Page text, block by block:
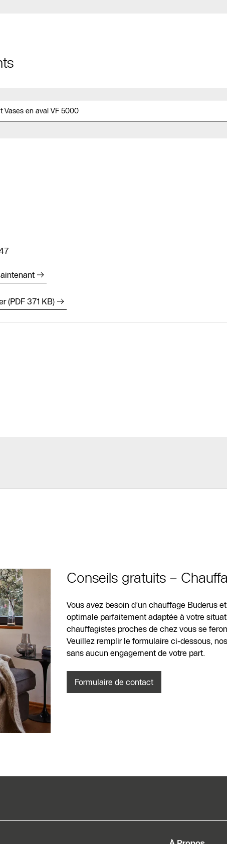
(PDF 371 KB)
Conseils gratuits –
Vous avez besoin d’un chauffage Buderus
optimale parfaitement adaptée à votre
chauffagistes proches de chez vous se
Veuillez remplir le formulaire ci-dessous,
sans aucun engagement de votre part.
Formulaire de contact
contact